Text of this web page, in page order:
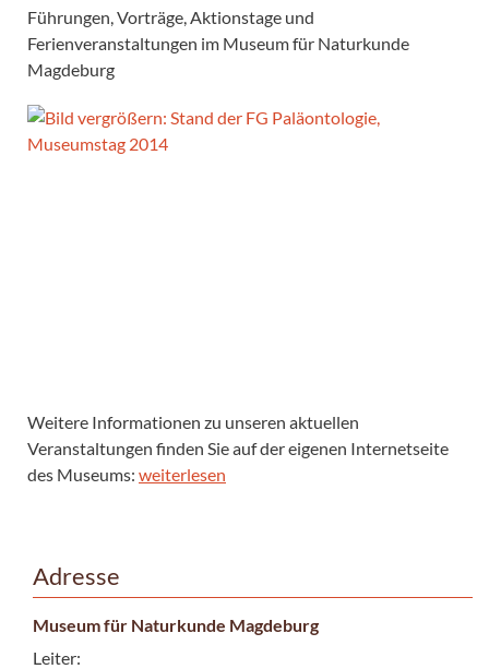
Führungen, Vorträge, Aktionstage und
Ferienveranstaltungen im Museum für Naturkunde
Magdeburg
Weitere Informationen zu unseren aktuellen
Veranstaltungen finden Sie auf der eigenen Internetseite
des Museums: weiterlesen
Adresse
Museum für Naturkunde Magdeburg
Leiter: